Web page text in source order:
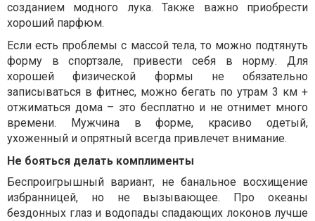
созданием модного лука. Также важно приобрести
хороший парфюм.
Если есть проблемы с массой тела, то можно подтянуть
форму в спортзале, привести себя в норму. Для
хорошей физической формы не обязательно
записываться в фитнес, можно бегать по утрам 3 км +
отжиматься дома – это бесплатно и не отнимет много
времени. Мужчина в форме, красиво одетый,
ухоженный и опрятный всегда привлечет внимание.
Не бояться делать комплименты
Беспроигрышный вариант, не банальное восхищение
избранницей, но не вызывающее. Про океаны
бездонных глаз и водопады спадающих локонов лучше